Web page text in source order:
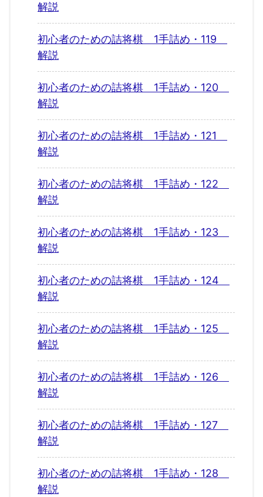
解説
初心者のための詰将棋 1手詰め・119
解説
初心者のための詰将棋 1手詰め・120
解説
初心者のための詰将棋 1手詰め・121
解説
初心者のための詰将棋 1手詰め・122
解説
初心者のための詰将棋 1手詰め・123
解説
初心者のための詰将棋 1手詰め・124
解説
初心者のための詰将棋 1手詰め・125
解説
初心者のための詰将棋 1手詰め・126
解説
初心者のための詰将棋 1手詰め・127
解説
初心者のための詰将棋 1手詰め・128
解説